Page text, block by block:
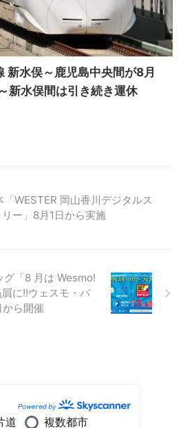
新水俣～鹿児島中央間が8月
新水俣間は引き続き運休
「WESTER 岡山香川デジタルス
ー」8月1日から実施
グ「8 月は Wesmo!
に!!ウェスモ・バ
から開催